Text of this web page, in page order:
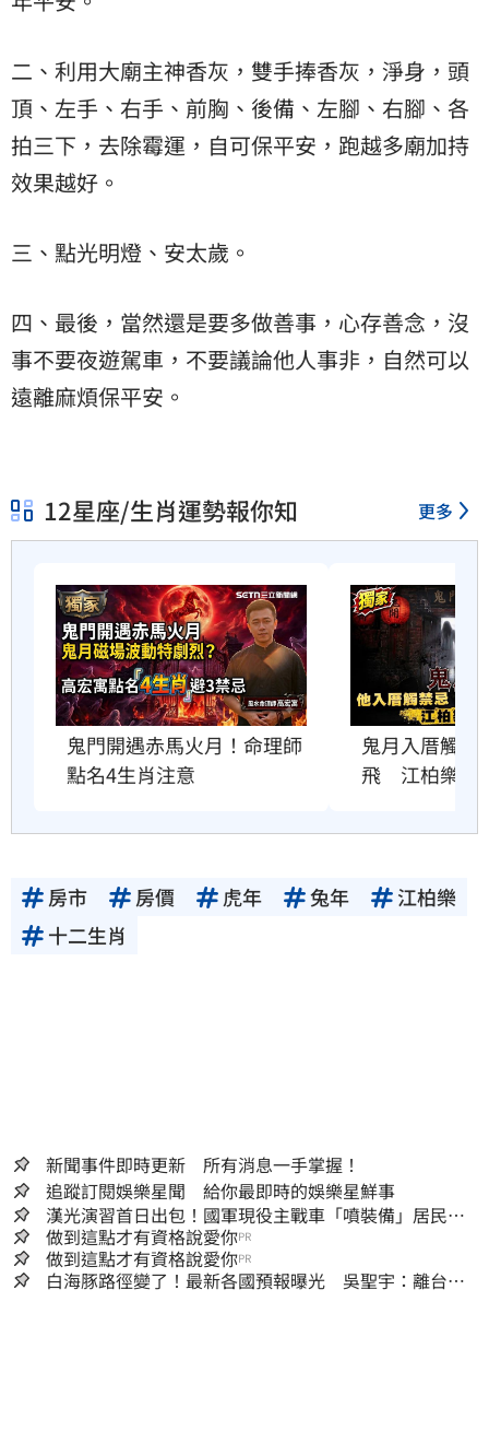
二、利用大廟主神香灰，雙手捧香灰，淨身，頭
頂、左手、右手、前胸、後備、左腳、右腳、各
拍三下，去除霉運，自可保平安，跑越多廟加持
效果越好。
三、點光明燈、安太歲。
四、最後，當然還是要多做善事，心存善念，沒
事不要夜遊駕車，不要議論他人事非，自然可以
遠離麻煩保平安。
12星座/生肖運勢報你知 更多
鬼門開遇赤馬火月！命理師
點名4生肖注意
鬼月入厝觸禁
飛　江柏樂曝
房市 房價 虎年 兔年
江柏樂
十二生肖
新聞事件即時更新 所有消息一手掌握！
追蹤訂閱娛樂星聞 給你最即時的娛樂星鮮事
漢光演習首日出包！國軍現役主戰車「噴裝備」居民撿
到零件…軍方說話了
做到這點才有資格說愛你PR
做到這點才有資格說愛你PR
白海豚路徑變了！最新各國預報曝光 吳聖宇：離台灣